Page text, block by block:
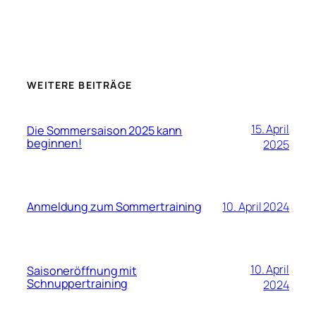
WEITERE BEITRÄGE
Die Sommersaison 2025 kann
beginnen!
15. April
2025
Anmeldung zum Sommertraining 10. April 2024
Saisoneröffnung mit
Schnuppertraining
10. April
2024